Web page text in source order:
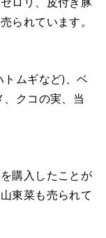
られています。
ムギなど)、ベ
クコの実、当
購入したことが
東菜も売られて